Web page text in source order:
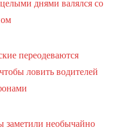
переодеваются
ловить водителей
заметили необычайно